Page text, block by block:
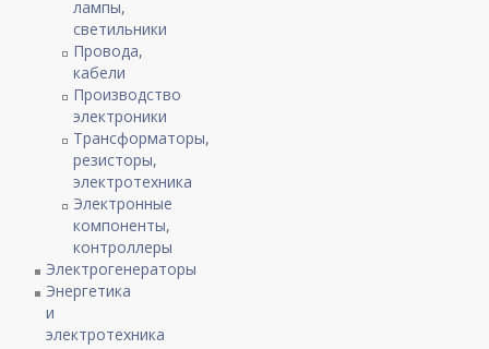
лампы,
светильники
Провода,
кабели
Производство
электроники
Трансформаторы,
резисторы,
электротехника
Электронные
компоненты,
контроллеры
Электрогенераторы
Энергетика
и
электротехника